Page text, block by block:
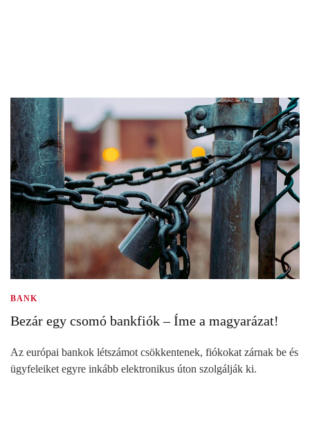
BANK
Bezár egy csomó bankfiók – Íme a magyarázat!
Az európai bankok létszámot csökkentenek, fiókokat zárnak be és
ügyfeleiket egyre inkább elektronikus úton szolgálják ki.